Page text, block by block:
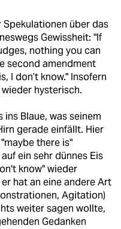
über das
Gewissheit: "If
nothing you can
second amendment
I don’t know." Insofern
hysterisch.
Blaue, was seinem
gerade einfällt. Hier
there is"
ein sehr dünnes Eis
know" wieder
hat an eine andere Art
Agitation)
weiter sagen wollte,
Gedanken